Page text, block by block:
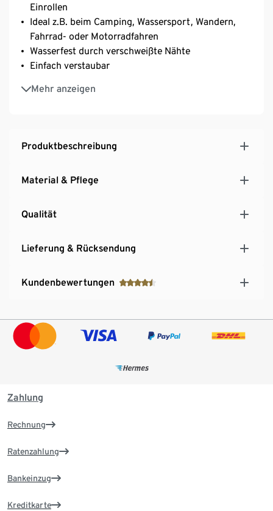
Einrollen
Ideal z.B. beim Camping, Wassersport, Wandern,
Fahrrad- oder Motorradfahren
Wasserfest durch verschweißte Nähte
Einfach verstaubar
Mehr anzeigen
Nicht für den dauerhaften Unterwassergebrauch
Produktbeschreibung
Material & Pflege
Qualität
Lieferung & Rücksendung
Kundenbewertungen
Zahlung
Rechnung
Ratenzahlung
Bankeinzug
Kreditkarte